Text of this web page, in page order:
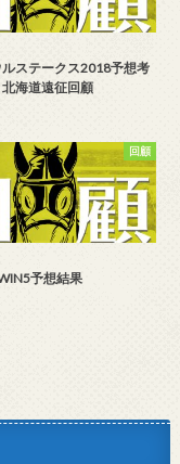
ルステークス2018予想考
海道遠征回顧
回顧
予想結果